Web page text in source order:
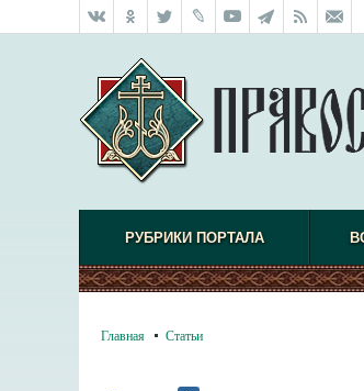
РУБРИКИ ПОРТАЛА
Главная Статьи